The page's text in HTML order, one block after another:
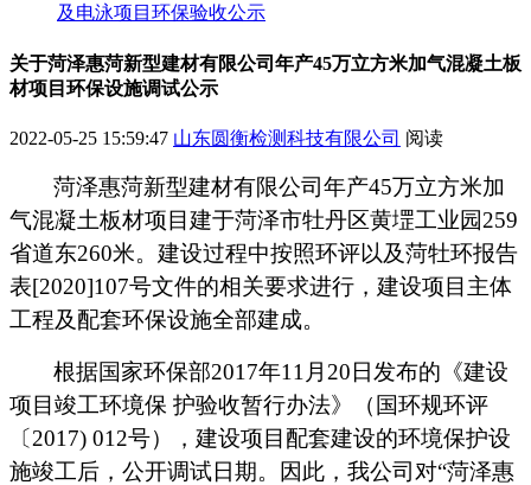
及电泳项目环保验收公示
关于菏泽惠菏新型建材有限公司年产45万立方米加气混凝土板
材项目环保设施调试公示
2022-05-25 15:59:47 山东圆衡检测科技有限公司 阅读
菏泽惠菏新型建材有限公司年产45万立方米加
气混凝土板材项目建于菏泽市牡丹区黄堽工业园259
省道东260米。建设过程中按照环评以及菏牡环报告
表[2020]107号文件的相关要求进行，建设项目 主体
工程及配套环保设施全部建成。
根据国家环保部2017年11 月 20 日发布的《建设
项目竣工环境保 护验收暂行办法》（国环规环评
〔 2017) 012号），建设项目配套建设的环境保护设
施竣工后，公开调试日期。因此，我公司对“菏泽惠